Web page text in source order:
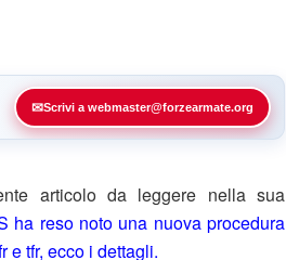
✉Scrivi a webmaster@forzearmate.org
articolo da leggere nella sua
ha reso noto una nuova procedura
e tfr, ecco i dettagli.